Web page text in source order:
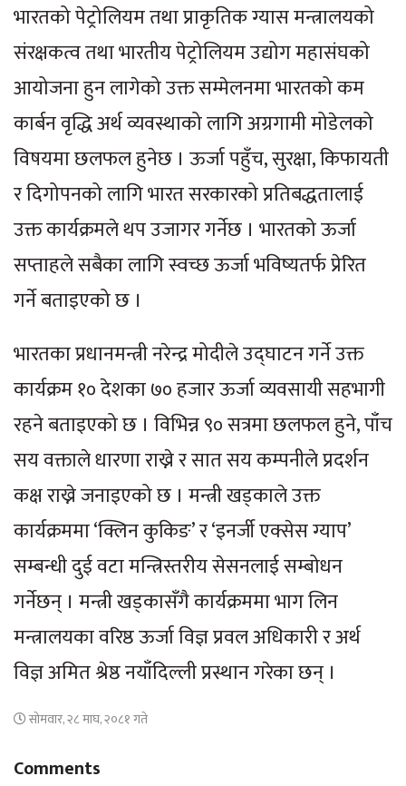
भारतको पेट्रोलियम तथा प्राकृतिक ग्यास मन्त्रालयको
संरक्षकत्व तथा भारतीय पेट्रोलियम उद्योग महासंघको
आयोजना हुन लागेको उक्त सम्मेलनमा भारतको कम
कार्बन वृद्धि अर्थ व्यवस्थाको लागि अग्रगामी मोडेलको
विषयमा छलफल हुनेछ । ऊर्जा पहुँच, सुरक्षा, किफायती
र दिगोपनको लागि भारत सरकारको प्रतिबद्धतालाई
उक्त कार्यक्रमले थप उजागर गर्नेछ । भारतको ऊर्जा
सप्ताहले सबैका लागि स्वच्छ ऊर्जा भविष्यतर्फ प्रेरित
गर्ने बताइएको छ ।
भारतका प्रधानमन्त्री नरेन्द्र मोदीले उद्घाटन गर्ने उक्त
कार्यक्रम १० देशका ७० हजार ऊर्जा व्यवसायी सहभागी
रहने बताइएको छ । विभिन्न ९० सत्रमा छलफल हुने, पाँच
सय वक्ताले धारणा राख्ने र सात सय कम्पनीले प्रदर्शन
कक्ष राख्ने जनाइएको छ । मन्त्री खड्काले उक्त
कार्यक्रममा ‘क्लिन कुकिङ’ र ‘इनर्जी एक्सेस ग्याप’
सम्बन्धी दुई वटा मन्त्रिस्तरीय सेसनलाई सम्बोधन
गर्नेछन् । मन्त्री खड्कासँगै कार्यक्रममा भाग लिन
मन्त्रालयका वरिष्ठ ऊर्जा विज्ञ प्रवल अधिकारी र अर्थ
विज्ञ अमित श्रेष्ठ नयाँदिल्ली प्रस्थान गरेका छन् ।
सोमवार, २८ माघ, २०८१ गते
Comments